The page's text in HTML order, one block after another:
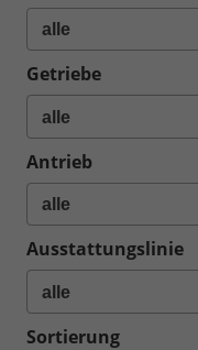
Getriebe
Antrieb
Ausstattungslinie
Sortierung